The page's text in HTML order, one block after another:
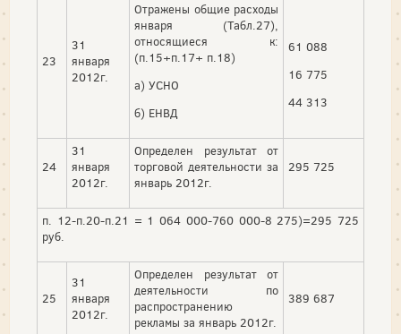
23
31
января
2012г.
Отражены общие расходы
января (Табл.27),
относящиеся к:
(п.15+п.17+ п.18)
а) УСНО
б) ЕНВД
61 088
16 775
44 313
24
31
января
2012г.
Определен результат от
торговой деятельности за
январь 2012г.
295 725
п. 12-п.20-п.21 = 1 064 000-760 000-8 275)=295 725
руб.
25
31
января
2012г.
Определен результат от
деятельности по
распространению
рекламы за январь 2012г.
389 687